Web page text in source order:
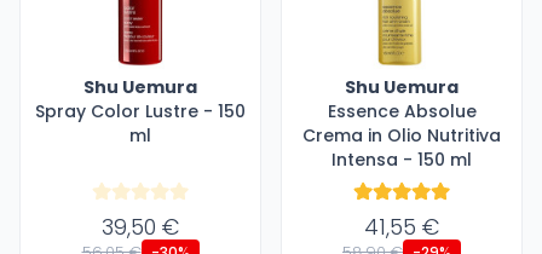
Shu Uemura
Spray Color Lustre - 150
ml
39,50 €
Shu Uemura
Essence Absolue
Crema in Olio Nutritiva
Intensa - 150 ml
41,55 €